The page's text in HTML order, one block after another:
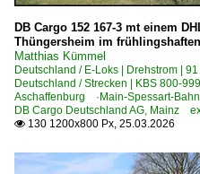
DB Cargo 152 167-3 mt einem
Thüngersheim im
Matthias Kümmel
Deutschland / E-Loks | Drehstrom |
Deutschland / Strecken | KBS 800-
Aschaffenburg ·Main-Spessart-
DB Cargo Deutschland AG, Mainz
 130 1200x800 Px, 25.03.2026